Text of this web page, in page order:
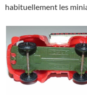
habituellement les